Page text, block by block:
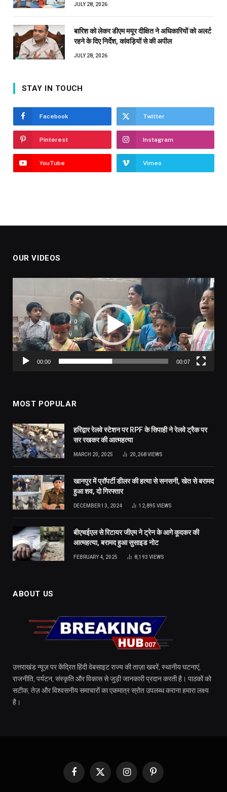
JULY 28, 2026
बारिश को लेकर डीएम मयूर दीक्षित ने अधिकारियों को अलर्ट
रहने के दिए निर्देश, कांवड़ियों से की अपील
JULY 28, 2026
STAY IN TOUCH
Facebook Twitter
Pinterest Instagram
YouTube Vimeo
OUR VIDEOS
00:00 00:07
MOST POPULAR
हरिद्वार रेलवे स्टेशन पर RPF के सिपाही ने रेलवे ट्रैक पर
सर रखकर की आत्महत्या
MARCH 20, 2025 20,268VIEWS
खानपुर में प्रॉपर्टी डीलर की हत्या से सनसनी, खेत से बरामद
हुआ शव, दो गिरफ्तार
DECEMBER 13, 2024 12,895 VIEWS
बीएचईएल से रिटायर जीएम ने ट्रेन के आगे कूदकर की
आत्महत्या, बरामद हुआ सुसाइड नोट
FEBRUARY 4, 2025 8,193 VIEWS
ABOUT US
उत्तराखंड न्यूज़ पर केंद्रित हिंदी वेबसाइट राज्य की ताज़ा खबरें, स्थानीय घटनाएं,
राजनीति, पर्यटन, संस्कृति और विकास से जुड़ी जानकारी प्रदान करती है। पाठकों को
सटीक, तेज़ और विश्वसनीय समाचारों का एकमात्र स्रोत उपलब्ध कराना हमारा लक्ष्य
है।
Facebook
X
InstagramPinterest